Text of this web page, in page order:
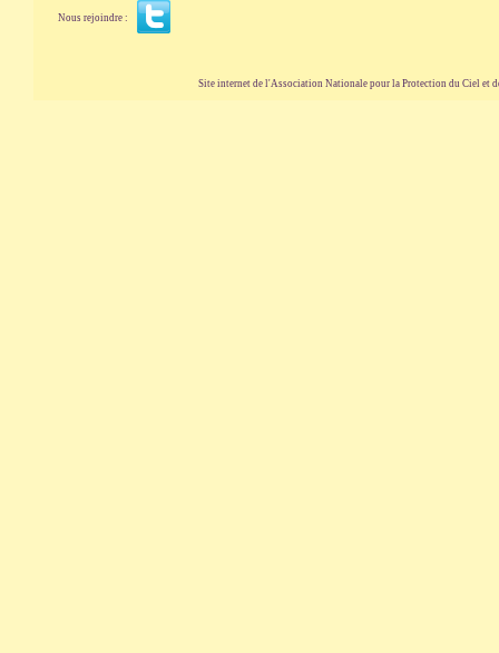
Nous rejoindre :
Site internet de l'Association Nationale pour la Protection du Ciel et de